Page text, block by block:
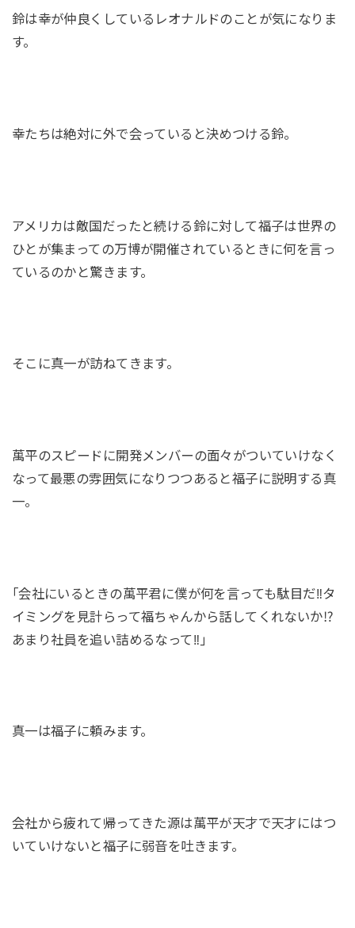
鈴は幸が仲良くしているレオナルドのことが気になりま
す。
幸たちは絶対に外で会っていると決めつける鈴。
アメリカは敵国だったと続ける鈴に対して福子は世界の
ひとが集まっての万博が開催されているときに何を言っ
ているのかと驚きます。
そこに真一が訪ねてきます。
萬平のスピードに開発メンバーの面々がついていけなく
なって最悪の雰囲気になりつつあると福子に説明する真
一。
｢会社にいるときの萬平君に僕が何を言っても駄目だ‼タ
イミングを見計らって福ちゃんから話してくれないか⁉
あまり社員を追い詰めるなって‼｣
真一は福子に頼みます。
会社から疲れて帰ってきた源は萬平が天才で天才にはつ
いていけないと福子に弱音を吐きます。